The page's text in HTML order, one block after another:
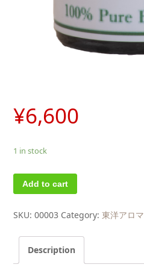
¥6,600
1 in stock
Add to cart
SKU: 00003 Category: 東洋アロマ
Description